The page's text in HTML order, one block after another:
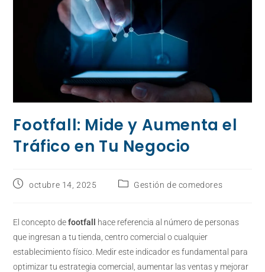
Footfall: Mide y Aumenta el
Tráfico en Tu Negocio
octubre 14, 2025 Gestión de comedores
El concepto defootfall
hace referencia al número de personas
que ingresan a tu tienda, centro comercial o cualquier
establecimiento físico. Medir este indicador es fundamental para
optimizar tu estrategia comercial, aumentar las ventas y mejorar